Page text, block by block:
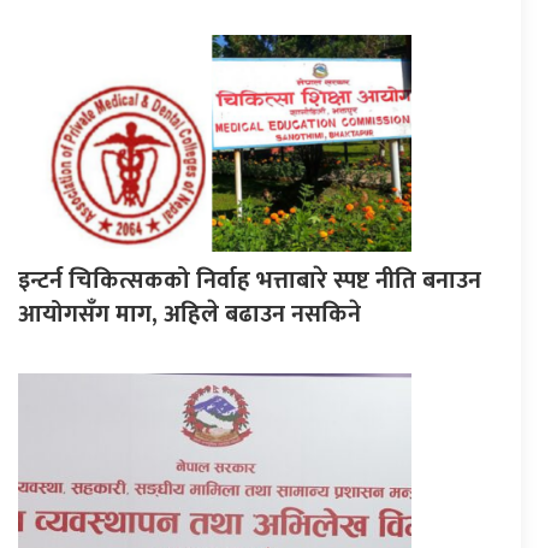
इन्टर्न चिकित्सकको निर्वाह भत्ताबारे स्पष्ट नीति बनाउन
आयोगसँग माग, अहिले बढाउन नसकिने